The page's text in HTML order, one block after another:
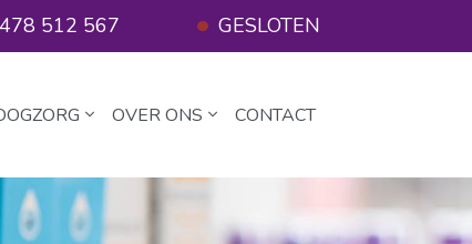
512 567 GESLOTEN
OVER ONS CONTACT